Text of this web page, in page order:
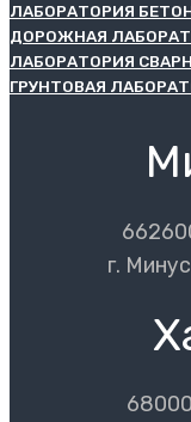
ЛАБОРАТОРИЯ
ДОРОЖНАЯ
ЛАБОРАТОРИЯ
ГРУНТОВАЯ
г.